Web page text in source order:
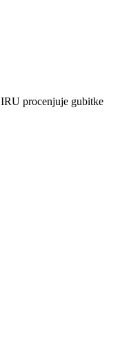
IRU procenjuje gubitke